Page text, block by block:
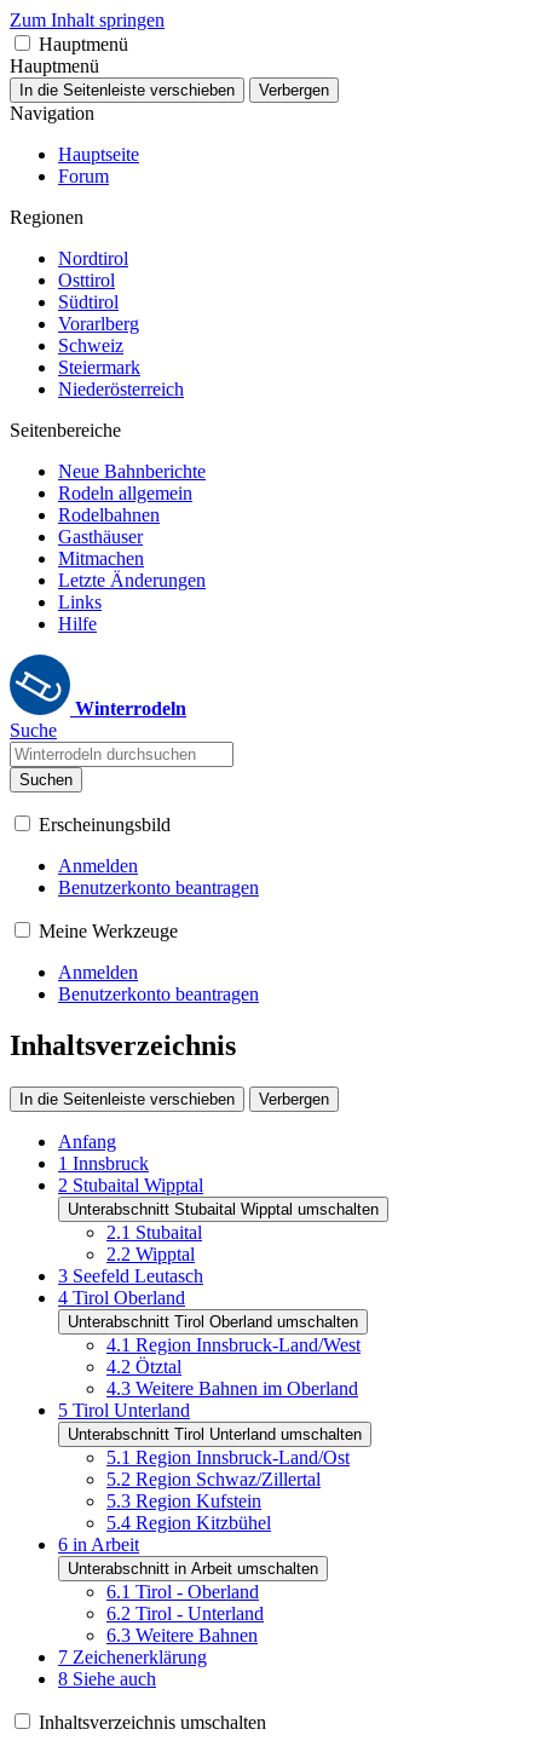
Zum Inhalt springen
Hauptmenü
Hauptmenü
In die Seitenleiste verschieben Verbergen
Navigation
Hauptseite
Forum
Regionen
Nordtirol
Osttirol
Südtirol
Vorarlberg
Schweiz
Steiermark
Niederösterreich
Seitenbereiche
Neue Bahnberichte
Rodeln allgemein
Rodelbahnen
Gasthäuser
Mitmachen
Letzte Änderungen
Links
Hilfe
Winterrodeln
Suche
Suchen
Erscheinungsbild
Anmelden
Benutzerkonto beantragen
Meine Werkzeuge
Anmelden
Benutzerkonto beantragen
Inhaltsverzeichnis
In die Seitenleiste verschieben Verbergen
Anfang
1 Innsbruck
2 Stubaital Wipptal
Unterabschnitt Stubaital Wipptal umschalten
2.1 Stubaital
2.2 Wipptal
3 Seefeld Leutasch
4 Tirol Oberland
Unterabschnitt Tirol Oberland umschalten
4.1 Region Innsbruck-Land/West
4.2 Ötztal
4.3 Weitere Bahnen im Oberland
5 Tirol Unterland
Unterabschnitt Tirol Unterland umschalten
5.1 Region Innsbruck-Land/Ost
5.2 Region Schwaz/Zillertal
5.3 Region Kufstein
5.4 Region Kitzbühel
6 in Arbeit
Unterabschnitt in Arbeit umschalten
6.1 Tirol - Oberland
6.2 Tirol - Unterland
6.3 Weitere Bahnen
7 Zeichenerklärung
8 Siehe auch
Inhaltsverzeichnis umschalten